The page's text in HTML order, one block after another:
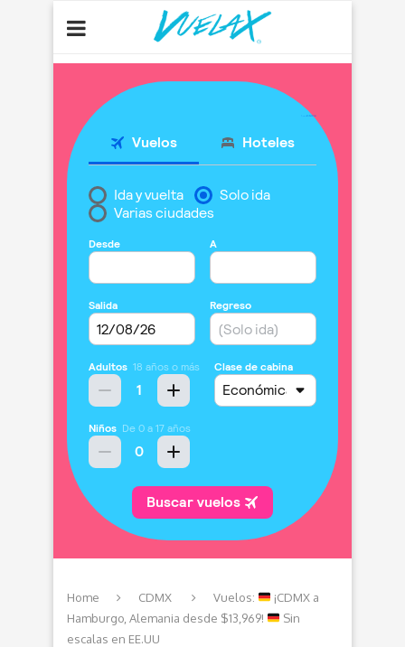
Home CDMX Vuelos:
¡CDMX a
Hamburgo, Alemania desde $13,969!
Sin
escalas en EE.UU